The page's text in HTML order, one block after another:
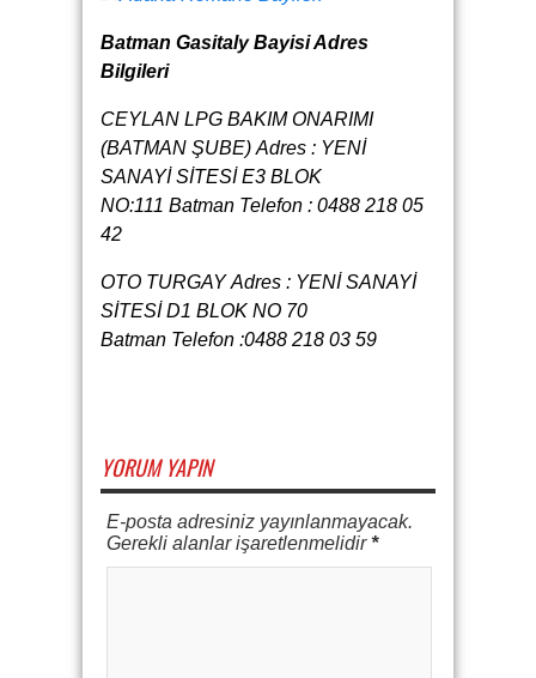
Batman Gasitaly Bayisi Adres
Bilgileri
CEYLAN LPG BAKIM ONARIMI
(BATMAN ŞUBE) Adres : YENİ
SANAYİ SİTESİ E3 BLOK
NO:111 Batman Telefon : 0488 218 05
42
OTO TURGAY Adres : YENİ SANAYİ
SİTESİ D1 BLOK NO 70
Batman Telefon :0488 218 03 59
YORUM YAPIN
E-posta adresiniz yayınlanmayacak.
Gerekli alanlar işaretlenmelidir*